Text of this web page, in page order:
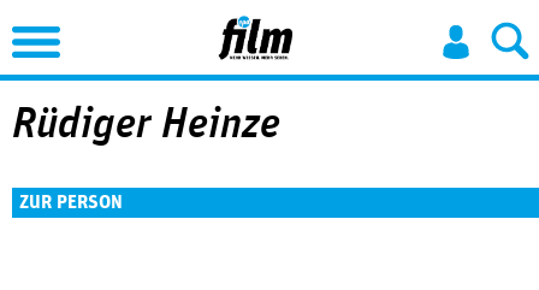
Jump to Navigation
Rüdiger Heinze
ZUR PERSON